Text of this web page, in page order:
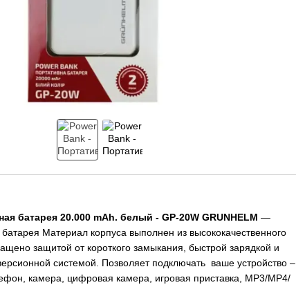
батарея 20.000 mAh. белый - GP-20W GRUNHELM —
Материал корпуса выполнен из высококачественного
защитой от короткого замыкания, быстрой зарядкой и
системой. Позволяет подключать ваше устройство –
камера, цифровая камера, игровая приставка, MP3/MP4/